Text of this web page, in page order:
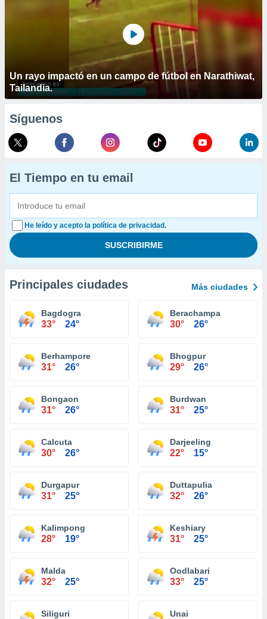
Un rayo impactó en un campo de fútbol en Narathiwat,
Tailandia.
Síguenos
El Tiempo en tu email
He leído y acepto la política de privacidad.
Principales ciudades Más ciudades
Bagdogra
33° 24°
Berachampa
30° 26°
Berhampore
31° 26°
Bhogpur
29° 26°
Bongaon
31° 26°
Burdwan
31° 25°
Calcuta
30° 26°
Darjeeling
22° 15°
Durgapur
31° 25°
Duttapulia
32° 26°
Kalimpong
28° 19°
Keshiary
31° 25°
Malda
32° 25°
Oodlabari
33° 25°
Siliguri Unai